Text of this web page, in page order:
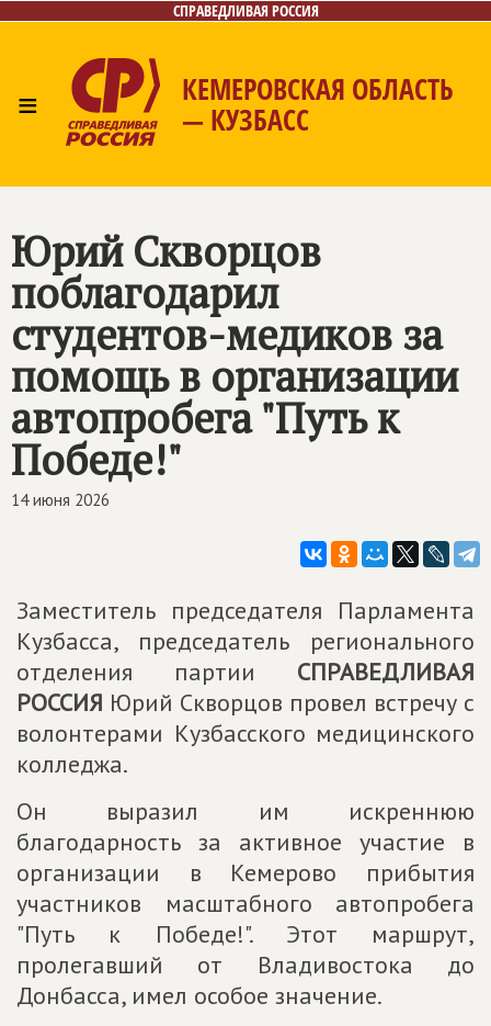
СПРАВЕДЛИВАЯ РОССИЯ
≡ КЕМЕРОВСКАЯ ОБЛАСТЬ
— КУЗБАСС
Фото/Видео
Юрий Скворцов
поблагодарил
студентов-медиков за
помощь в организации
автопробега "Путь к
Победе!"
14 июня 2026
Заместитель председателя Парламента
Кузбасса, председатель регионального
отделения партии СПРАВЕДЛИВАЯ
РОССИЯ Юрий Скворцов провел встречу с
волонтерами Кузбасского медицинского
колледжа.
Он выразил им искреннюю
благодарность за активное участие в
организации в Кемерово прибытия
участников масштабного автопробега
"Путь к Победе!". Этот маршрут,
пролегавший от Владивостока до
Донбасса, имел особое значение.